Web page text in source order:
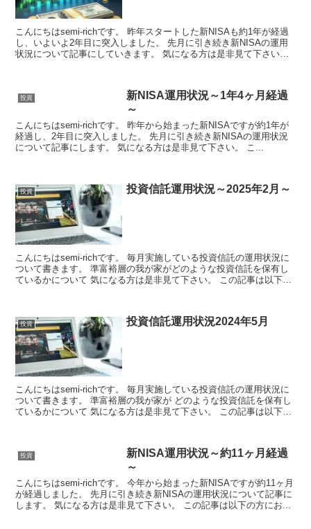
こんにちはsemi-richです。 昨年スタートした新NISAも約1年が経過
し、いよいよ2年目に突入しました。 先月に引き続き新NISAの運用
状況について記事にしていきます。 気になる方は是非見て下さい。
投資
新NISA運用状況～1年4ヶ月経過
～
こんにちはsemi-richです。 昨年から始まった新NISAですが約1年が
経過し、2年目に突入しました。 先月に引き続き新NISAの運用状況
について記事にします。 気になる方は是非見て下さい。 こ...
投資 投資信託運用状況～2025年2月～
こんにちはsemi-richです。 毎月実施している投資信託の運用状況に
ついて書きます。 準富裕層の我が家がどのような投資信託を保有し
ているかについて 気になる方は是非見て下さい。 この記事は以下の
投資 投資信託運用状況2024年5月
こんにちはsemi-richです。 毎月実施している投資信託の運用状況に
ついて書きます。 準富裕層の我が家が どのような投資信託を保有し
ているかについて 気になる方は是非見て下さい。 この記事は以下
投資
新NISA運用状況～約11ヶ月経過
～
こんにちはsemi-richです。 今年から始まった新NISAですが約11ヶ月
が経過しました。 先月に引き続き新NISAの運用状況について記事に
します。 気になる方は是非見て下さい。 この記事は以下の方にお...